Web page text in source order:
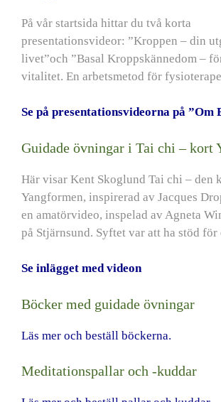
På vår startsida hittar du två korta
presentationsvideor: ”Kroppen – din
livet”och ”Basal Kroppskännedom –
vitalitet. En arbetsmetod för
Se på presentationsvideorna på ”Om
Guidade övningar i Tai chi – kort
Här visar Kent Skoglund Tai chi – den
Yangformen, inspirerad av Jacques
en amatörvideo, inspelad av Agneta
på Stjärnsund. Syftet var att ha stöd för
Se inlägget med videon
Böcker med guidade övningar
Läs mer och beställ böckerna.
Meditationspallar och -kuddar